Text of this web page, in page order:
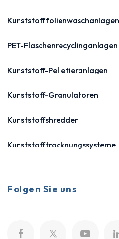
Kunststofffolienwaschanlagen
PET-Flaschenrecyclinganlagen
Kunststoff-Pelletieranlagen
Kunststoff-Granulatoren
Kunststoffshredder
Kunststofftrocknungssysteme
Folgen Sie uns